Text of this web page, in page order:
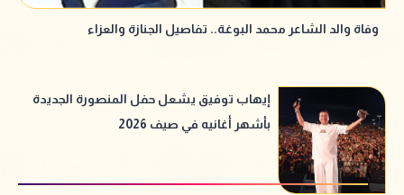
وفاة والد الشاعر محمد البوغة.. تفاصيل الجنازة والعزاء
إيهاب توفيق يشعل حفل المنصورة الجديدة
بأشهر أغانيه في صيف 2026